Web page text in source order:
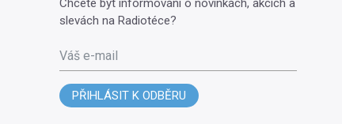
Chcete být informováni o novinkách, akcích a
slevách na Radiotéce?
Váš e-mail
PŘIHLÁSIT K ODBĚRU